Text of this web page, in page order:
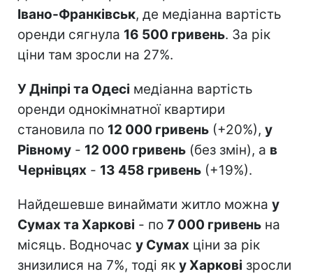
Івано-Франківськ, де медіанна вартість
оренди сягнула 16 500 гривень. За рік
ціни там зросли на 27%.
У Дніпрі та Одесі медіанна вартість
оренди однокімнатної квартири
становила по 12 000 гривень (+20%), у
Рівному - 12 000 гривень (без змін), а в
Чернівцях - 13 458 гривень (+19%).
Найдешевше винаймати житло можна у
Сумах та Харкові - по 7 000 гривень на
місяць. Водночас у Сумах ціни за рік
знизилися на 7%, тоді як у Харкові зросли